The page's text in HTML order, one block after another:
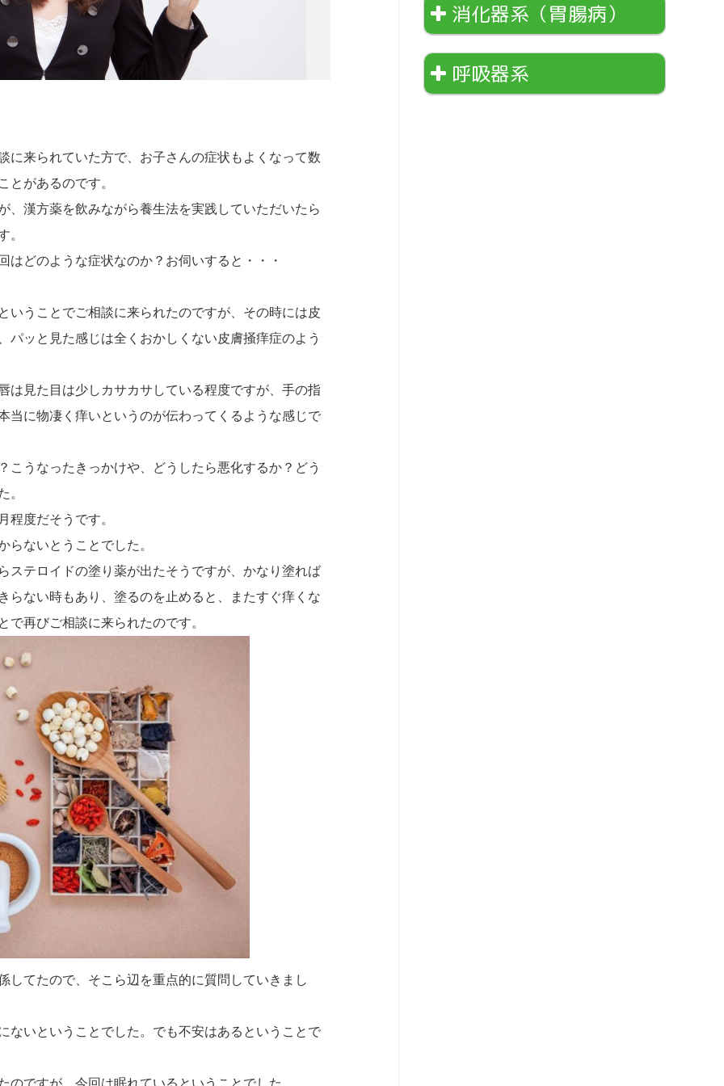
に来られていた方で、お子さんの症状もよくなって数
とがあるのです。
、漢方薬を飲みながら養生法を実践していただいたら
。
はどのような症状なのか？お伺いすると・・・
いうことでご相談に来られたのですが、その時には皮
パッと見た感じは全くおかしくない皮膚掻痒症のよう
は見た目は少しカサカサしている程度ですが、手の指
当に物凄く痒いというのが伝わってくるような感じで
こうなったきっかけや、どうしたら悪化するか？どう
。
程度だそうです。
らないとうことでした。
ステロイドの塗り薬が出たそうですが、かなり塗れば
らない時もあり、塗るのを止めると、またすぐ痒くな
再びご相談に来られたのです。
してたので、そこら辺を重点的に質問していきまし
ないということでした。でも不安はあるということで
消化器系（胃腸病）
呼吸器系